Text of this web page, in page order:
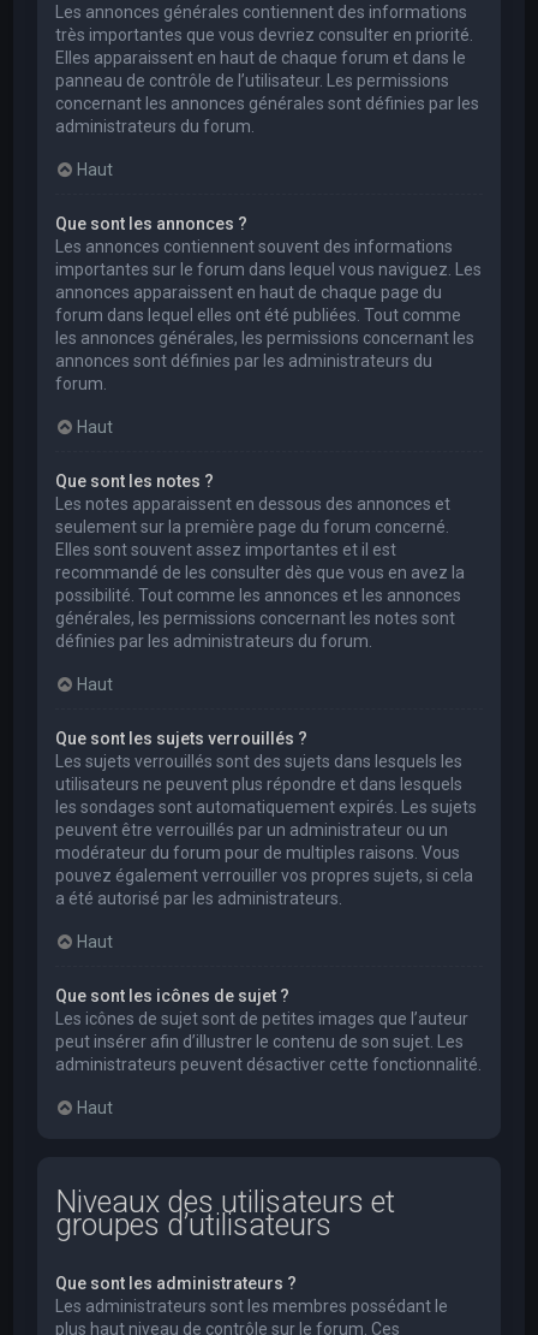
Les annonces générales contiennent des informations
très importantes que vous devriez consulter en priorité.
Elles apparaissent en haut de chaque forum et dans le
panneau de contrôle de l’utilisateur. Les permissions
concernant les annonces générales sont définies par les
administrateurs du forum.
Haut
Que sont les annonces ?
Les annonces contiennent souvent des informations
importantes sur le forum dans lequel vous naviguez. Les
annonces apparaissent en haut de chaque page du
forum dans lequel elles ont été publiées. Tout comme
les annonces générales, les permissions concernant les
annonces sont définies par les administrateurs du
forum.
Haut
Que sont les notes ?
Les notes apparaissent en dessous des annonces et
seulement sur la première page du forum concerné.
Elles sont souvent assez importantes et il est
recommandé de les consulter dès que vous en avez la
possibilité. Tout comme les annonces et les annonces
générales, les permissions concernant les notes sont
définies par les administrateurs du forum.
Haut
Que sont les sujets verrouillés ?
Les sujets verrouillés sont des sujets dans lesquels les
utilisateurs ne peuvent plus répondre et dans lesquels
les sondages sont automatiquement expirés. Les sujets
peuvent être verrouillés par un administrateur ou un
modérateur du forum pour de multiples raisons. Vous
pouvez également verrouiller vos propres sujets, si cela
a été autorisé par les administrateurs.
Haut
Que sont les icônes de sujet ?
Les icônes de sujet sont de petites images que l’auteur
peut insérer afin d’illustrer le contenu de son sujet. Les
administrateurs peuvent désactiver cette fonctionnalité.
Haut
Niveaux des utilisateurs et
groupes d’utilisateurs
Que sont les administrateurs ?
Les administrateurs sont les membres possédant le
plus haut niveau de contrôle sur le forum. Ces